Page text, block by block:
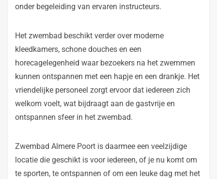
onder begeleiding van ervaren instructeurs.
Het zwembad beschikt verder over moderne
kleedkamers, schone douches en een
horecagelegenheid waar bezoekers na het zwemmen
kunnen ontspannen met een hapje en een drankje. Het
vriendelijke personeel zorgt ervoor dat iedereen zich
welkom voelt, wat bijdraagt aan de gastvrije en
ontspannen sfeer in het zwembad.
Zwembad Almere Poort is daarmee een veelzijdige
locatie die geschikt is voor iedereen, of je nu komt om
te sporten, te ontspannen of om een leuke dag met het